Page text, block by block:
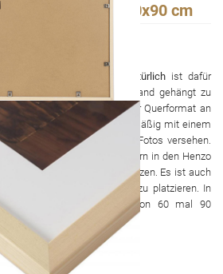
- Jardin - 60x90 cm
60 x 90 Zentimeter natürlich ist dafür
Foto oder Bild an die Wand gehängt zu
Möglichkeit, im Hoch- oder Querformat an
Der Rahmen ist standardmäßig mit einem
Karton zum Schutz des Fotos versehen.
Foto von 50 x 75 Zentimetern in den Henzo
naturgetreu einsetzen. Es ist auch
des Passepartouts zu platzieren. In
eine maximale Größe von 60 mal 90
ist aus Holz.
60x90 cm